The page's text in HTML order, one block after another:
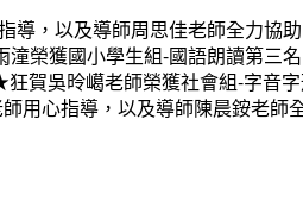
，以及導師周思佳老師全力協
榮獲國小學生組-國語朗讀第三
賀吳昤嶱老師榮獲社會組-字音
用心指導，以及導師陳晨銨老